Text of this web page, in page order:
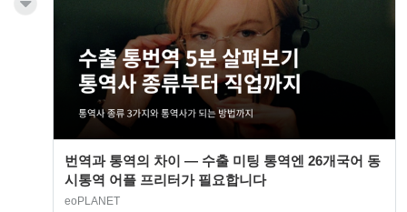
번역과 통역의 차이 — 수출 미팅 통역엔 26개국어 동
시통역 어플 프리터가 필요합니다
eoPLANET